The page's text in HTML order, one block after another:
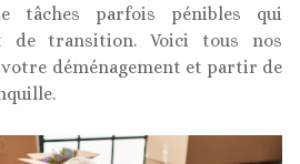
tâches parfois pénibles qui
de transition. Voici tous nos
déménagement et partir de